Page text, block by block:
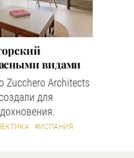
видами
Zucchero Architects
для
#ИСПАНИЯ